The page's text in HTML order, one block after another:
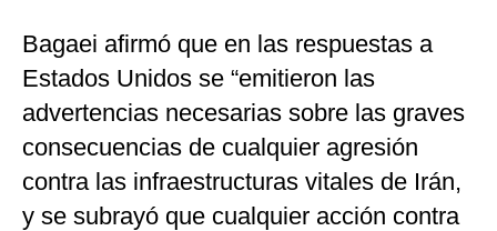
Bagaei afirmó que en las respuestas a
Estados Unidos se “emitieron las
advertencias necesarias sobre las graves
consecuencias de cualquier agresión
contra las infraestructuras vitales de Irán,
y se subrayó que cualquier acción contra